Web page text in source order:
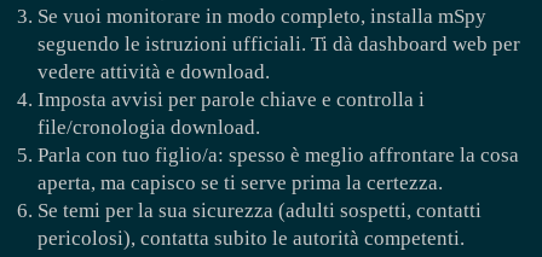
Se vuoi monitorare in modo completo, installa mSpy
seguendo le istruzioni ufficiali. Ti dà dashboard web per
vedere attività e download.
Imposta avvisi per parole chiave e controlla i
file/cronologia download.
Parla con tuo figlio/a: spesso è meglio affrontare la cosa
aperta, ma capisco se ti serve prima la certezza.
Se temi per la sua sicurezza (adulti sospetti, contatti
pericolosi), contatta subito le autorità competenti.